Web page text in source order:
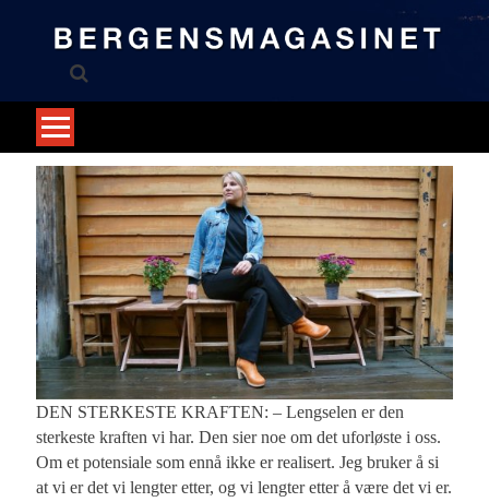
DEN STERKESTE KRAFTEN: – Lengselen er den
sterkeste kraften vi har. Den sier noe om det uforløste i oss.
Om et potensiale som ennå ikke er realisert. Jeg bruker å si
at vi er det vi lengter etter, og vi lengter etter å være det vi er.